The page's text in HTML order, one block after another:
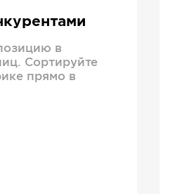
в
Сортируйте
прямо в